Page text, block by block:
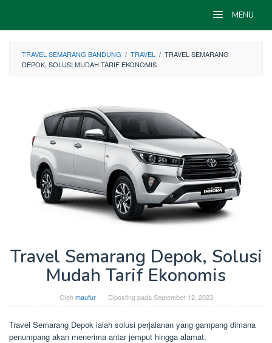
content
MENU
TRAVEL SEMARANG BANDUNG / TRAVEL / TRAVEL SEMARANG
DEPOK, SOLUSI MUDAH TARIF EKONOMIS
Travel Semarang Depok, Solusi
Mudah Tarif Ekonomis
Olehmaufur Diposting pada September 12, 2023
Travel Semarang Depok ialah solusi perjalanan yang gampang dimana
penumpang akan menerima antar jemput hingga alamat.